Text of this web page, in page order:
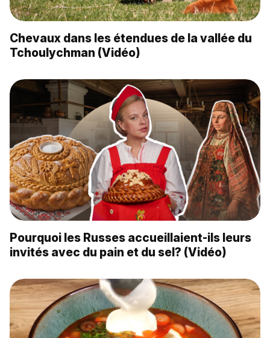
Chevaux dans les étendues de la vallée du
Tchoulychman (Vidéo)
Pourquoi les Russes accueillaient-ils leurs
invités avec du pain et du sel? (Vidéo)